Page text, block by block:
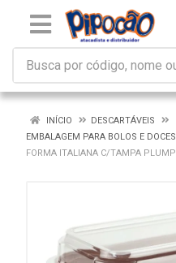
INÍCIO
DESCARTÁVEIS
EMBALAGEM PARA BOLOS E DOCES
FORMA ITALIANA C/TAMPA